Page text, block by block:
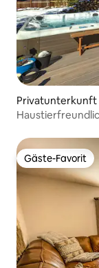
Privatunterkunft
Gäste-Favorit
Gäste-Favorit